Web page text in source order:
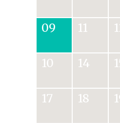
09 11
10 14
17 18